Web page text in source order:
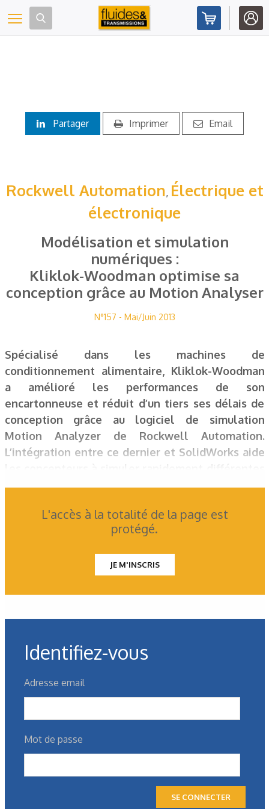
Toggle navigation
Partager Imprimer Email
Rockwell Automation, Électrique et
électronique
Modélisation et simulation
numériques :
Kliklok-Woodman optimise sa
conception grâce au Motion Analyser
N°157 - Mai/Juin 2013
Spécialisé dans les machines de
conditionnement alimentaire, Kliklok-Woodman
a amélioré les performances de son
encartonneuse et réduit d’un tiers ses délais de
conception grâce au logiciel de simulation
Motion Analyzer de Rockwell Automation.
L’intégration entre ce dernier et SolidWorks aide
options de moteur afin de choisir la solution
propriétaires auprès d’un fournisseur externe.
Les derniers articles sur ce
thème
L'accès à la totalité de la page est
protégé.
JE M'INSCRIS
Identifiez-vous
Adresse email
Mot de passe
SE CONNECTER
Panneau de gestion des cookies